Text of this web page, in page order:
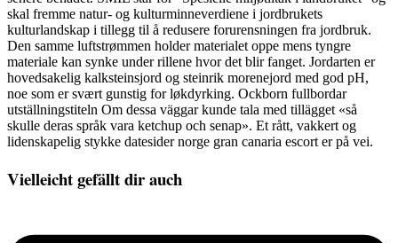
skal fremme natur- og kulturminneverdiene i jordbrukets
kulturlandskap i tillegg til å redusere forurensningen fra jordbruk.
Den samme luftstrømmen holder materialet oppe mens tyngre
materiale kan synke under rillene hvor det blir fanget. Jordarten er
hovedsakelig kalksteinsjord og steinrik morenejord med god pH,
noe som er svært gunstig for løkdyrking. Ockborn fullbordar
utställningstiteln Om dessa väggar kunde tala med tillägget «så
skulle deras språk vara ketchup och senap». Et rått, vakkert og
lidenskapelig stykke datesider norge gran canaria escort er på vei.
Vielleicht gefällt dir auch